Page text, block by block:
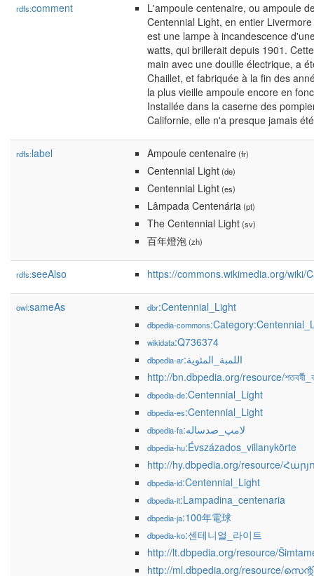
rdfs:comment
L'ampoule centenaire, ou ampoule
Centennial Light, en entier
est une lampe à incandescence
watts, qui brillerait depuis 1901.
main avec une douille électrique, a
Chaillet, et fabriquée à la fin des
la plus vieille ampoule encore en
Installée dans la caserne des
Californie, elle n'a presque jamais
rdfs:label Ampoule centenaire(fr)
Centennial Light(de)
Centennial Light(es)
Lâmpada Centenária(pt)
The Centennial Light(sv)
百年燈泡(zh)
rdfs:seeAlso https://commons.wikimedia.org/wiki/
owl:sameAs dbr:Centennial_Light
dbpedia-commons
wikidata:Q736374
dbpedia-ar :اللمبة_المئوية
http://bn.dbpedia.org/resource/
dbpedia-de:Centennial_Light
dbpedia-es:Centennial_Light
dbpedia-fa :لامپ_صدساله
dbpedia-hu:Évszázados_villanykörte
http://hy.dbpedia.org/resource/
dbpedia-id:Centennial_Light
dbpedia-it:Lampadina_centenaria
dbpedia-ja:100年電球
dbpedia-ko:센테니얼_라이트
http://lt.dbpedia.org/resource/
http://ml.dbpedia.org/resource/